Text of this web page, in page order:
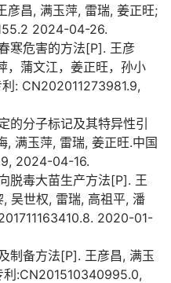
彦昌, 满玉萍, 雷瑞, 姜正旺;
2024-04-26.
寒危害的方法[P]. 王彦
，蒲文江，姜正旺，孙小
: CN202011273981.9,
的分子标记及其特异性引
满玉萍, 雷瑞, 姜正旺.中国
2024-04-16.
脱毒大苗生产方法[P]. 王
吴世权, 雷瑞, 高祖平, 潘
2020-01-
制备方法[P]. 王彦昌, 满玉
利:CN201510340995.0,